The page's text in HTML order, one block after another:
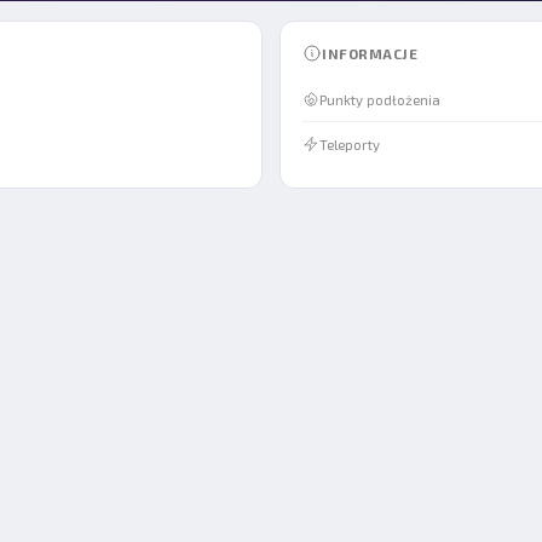
INFORMACJE
Punkty podłożenia
Teleporty